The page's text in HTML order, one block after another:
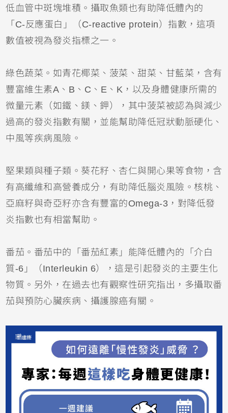
低血管中斑塊堆積。攝取魚類也有助降低體內的
「C-反應蛋白」（C-reactive protein）指數，這項
數值被視為發炎指標之一。
綠色蔬菜。如青花椰菜、菠菜、甜菜、甘藍菜，含有
豐富維生素A、B、C、E、K，以及身體健康所需的
微量元素（如鐵、鎂、鉀），其中菠菜被認為與減少
過高的發炎指數有關，並能幫助降低冠狀動脈硬化、
中風等疾病風險。
堅果類與種子類。葵花籽、杏仁與開心果等食物，含
有高纖維和高營養成分，有助降低腦炎風險。核桃、
亞麻籽與奇亞籽亦含有豐富的Omega-3，對降低發
炎指數也有相當幫助。
番茄。番茄中的「番茄紅素」能降低體內的「介白
質-6」（Interleukin 6），這是引起發炎的主要生化
物質。另外，在過去也有觀察性研究指出，多攝取番
茄與預防心臟疾病、攝護腺癌有關。